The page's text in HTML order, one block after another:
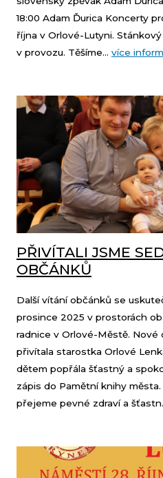
18:00 Adam Ďurica Koncerty
října v Orlové-Lutyni.
v provozu. Těšíme... více
PŘIVÍTALI JSME
OBČÁNKŮ
Další vítání občánků se
prosince 2025 v prostorách
radnice v Orlové-Městě. Nové
přivítala starostka Orlové
dětem popřála šťastný a
zápis do Pamětní knihy
přejeme pevné zdraví a